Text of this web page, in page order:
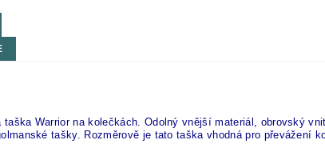
taška Warrior na kolečkách. Odolný vnější materiál, obrovský
tašky. Rozměrově je tato taška vhodná pro převážení